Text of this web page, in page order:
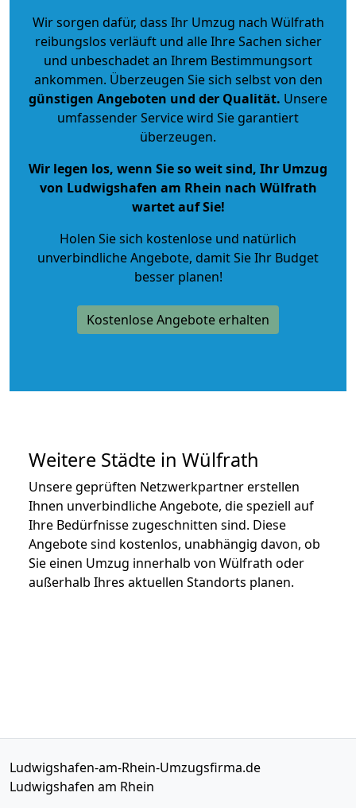
Wir sorgen dafür, dass Ihr Umzug nach Wülfrath
reibungslos verläuft und alle Ihre Sachen sicher
und unbeschadet an Ihrem Bestimmungsort
ankommen. Überzeugen Sie sich selbst von den
günstigen Angeboten und der Qualität. Unsere
umfassender Service wird Sie garantiert
überzeugen.
Wir legen los, wenn Sie so weit sind, Ihr Umzug
von Ludwigshafen am Rhein nach Wülfrath
wartet auf Sie!
Holen Sie sich kostenlose und natürlich
unverbindliche Angebote, damit Sie Ihr Budget
besser planen!
Kostenlose Angebote erhalten
Weitere Städte in Wülfrath
Unsere geprüften Netzwerkpartner erstellen
Ihnen unverbindliche Angebote, die speziell auf
Ihre Bedürfnisse zugeschnitten sind. Diese
Angebote sind kostenlos, unabhängig davon, ob
Sie einen Umzug innerhalb von Wülfrath oder
außerhalb Ihres aktuellen Standorts planen.
Ludwigshafen-am-Rhein-Umzugsfirma.de
Ludwigshafen am Rhein